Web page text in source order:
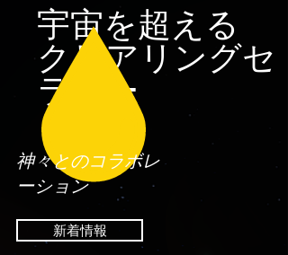
宇宙を超える
クリアリングセ
ラピー
神々とのコラボレ
ーション
新着情報